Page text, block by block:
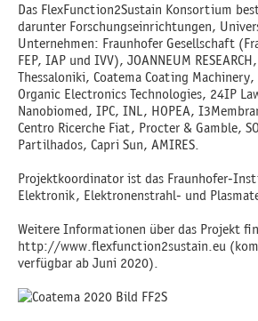
Das FlexFunction2Sustain Konsortium
darunter Forschungseinrichtungen,
Unternehmen: Fraunhofer Gesellschaft
FEP, IAP und IVV), JOANNEUM
Thessaloniki, Coatema Coating Machinery,
Organic Electronics Technologies, 24IP
Nanobiomed, IPC, INL, HOPEA,
Centro Ricerche Fiat, Procter & Gamble,
Partilhados, Capri Sun, AMIRES.
Projektkoordinator ist das Fraunhofer-
Elektronik, Elektronenstrahl- und
Weitere Informationen über das Projekt
http://www.flexfunction2sustain.eu
verfügbar ab Juni 2020).